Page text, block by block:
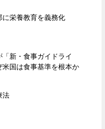
に栄養教育を義務化
新・食事ガイドライ
米国は食事基準を根本か
法